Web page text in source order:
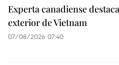
Experta canadiense
exterior de Vietnam
07/08/2026 07:40